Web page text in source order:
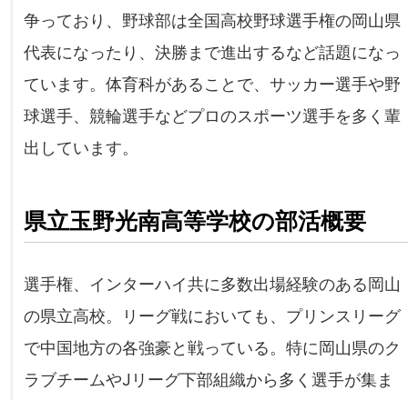
争っており、野球部は全国高校野球選手権の岡山県
代表になったり、決勝まで進出するなど話題になっ
ています。体育科があることで、サッカー選手や野
球選手、競輪選手などプロのスポーツ選手を多く輩
出しています。
県立玉野光南高等学校の部活概要
選手権、インターハイ共に多数出場経験のある岡山
の県立高校。リーグ戦においても、プリンスリーグ
で中国地方の各強豪と戦っている。特に岡山県のク
ラブチームやJリーグ下部組織から多く選手が集ま